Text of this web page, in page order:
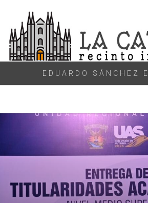
content
EDUARDO SÁNCHEZ